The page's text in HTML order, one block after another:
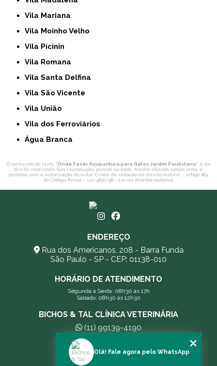
Vila Mariana
Vila Moinho Velho
Vila Picinin
Vila Romana
Vila Santa Delfina
Vila São Vicente
Vila União
Vila dos Ferroviários
Água Branca
O conteúdo do texto "Onde Fazer Acupuntura para Gatos Jardim Paulistano" é de
direito reservado. Sua reprodução, parcial ou total, mesmo citando nossos links, é
proibida sem a autorização do autor. Crime de violação de direito autoral – artigo 184
do Código Penal – Lei 9610/98 - Lei de direitos autorais.
ENDEREÇO
Rua dos Americanos, 208 - Barra Funda
São Paulo - SP - CEP: 01138-010
HORÁRIO DE ATENDIMENTO
Segunda a Sexta: 08h30 às 17h
Sábado: 08h30 às 12h30
BICHOS & TAL CLÍNICA VETERINÁRIA
(11) 99139-4190
andreleecitti5@gmail.com
Olá! Fale agora pelo WhatsApp